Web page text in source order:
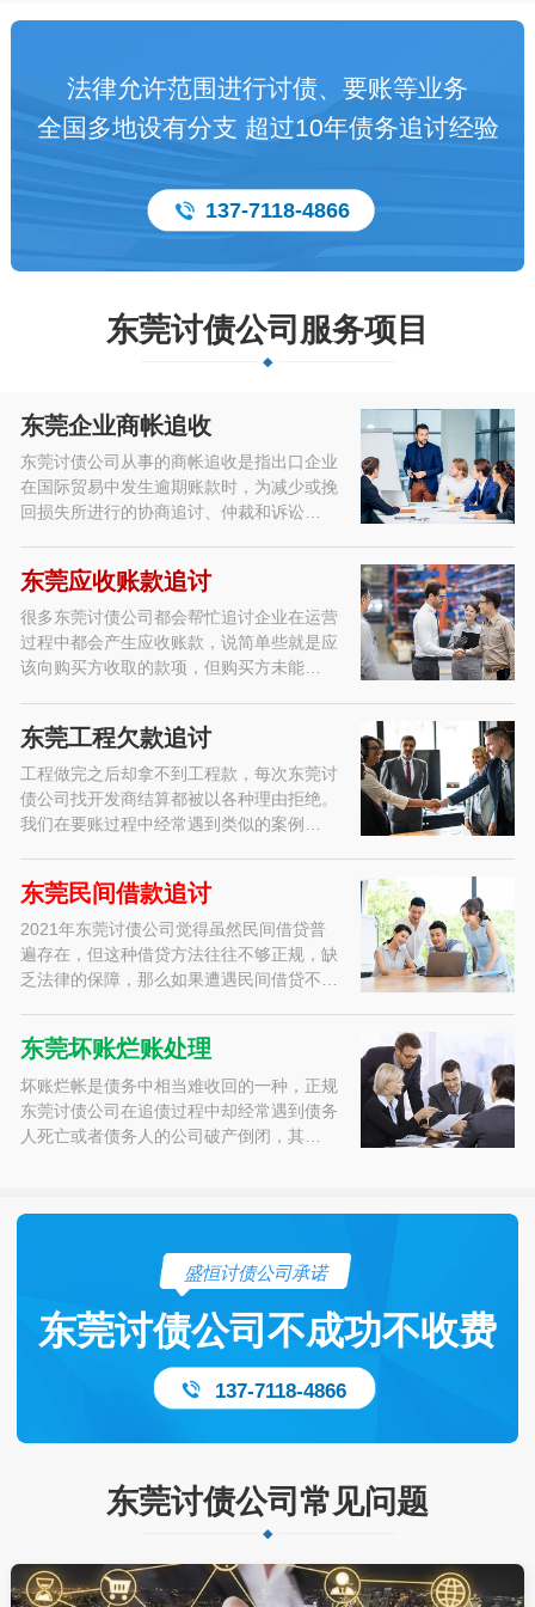
法律允许范围进行讨债、要账等业务
全国多地设有分支 超过10年债务追讨经验
137-7118-4866
东莞讨债公司服务项目
东莞企业商帐追收
东莞讨债公司从事的商帐追收是指出口企业
在国际贸易中发生逾期账款时，为减少或挽
回损失所进行的协商追讨、仲裁和诉讼…
东莞应收账款追讨
很多东莞讨债公司都会帮忙追讨企业在运营
过程中都会产生应收账款，说简单些就是应
该向购买方收取的款项，但购买方未能…
东莞工程欠款追讨
工程做完之后却拿不到工程款，每次东莞讨
债公司找开发商结算都被以各种理由拒绝。
我们在要账过程中经常遇到类似的案例…
东莞民间借款追讨
2021年东莞讨债公司觉得虽然民间借贷普
遍存在，但这种借贷方法往往不够正规，缺
乏法律的保障，那么如果遭遇民间借贷不…
东莞坏账烂账处理
坏账烂帐是债务中相当难收回的一种，正规
东莞讨债公司在追债过程中却经常遇到债务
人死亡或者债务人的公司破产倒闭，其…
盛恒讨债公司承诺
东莞讨债公司不成功不收费
137-7118-4866
东莞讨债公司常见问题